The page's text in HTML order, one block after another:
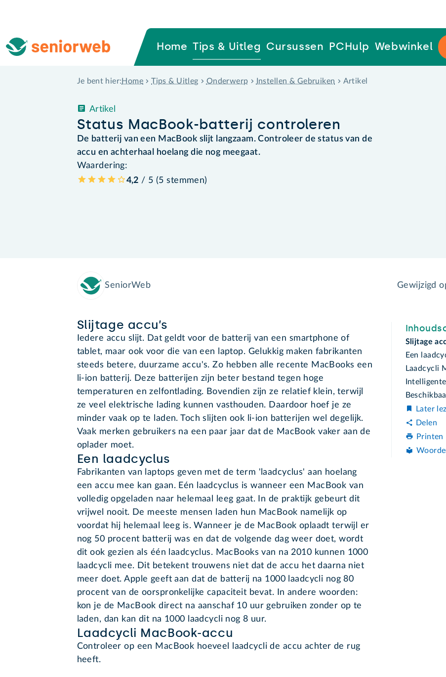
Home Tips & Uitleg Cursussen PCHulp Webwinkel
Je bent hier: Home Tips & Uitleg Onderwerp Instellen & Gebruiken Artikel
Status MacBook-batterij controleren
Artikel
De batterij van een MacBook slijt langzaam. Controleer de status van de
accu en achterhaal hoelang die nog meegaat.
Waardering:
4,2 / 5 (5 stemmen)
SeniorWeb Gewijzigd
Slijtage accu’s
Iedere accu slijt. Dat geldt voor de batterij van een smartphone of
tablet, maar ook voor die van een laptop. Gelukkig maken fabrikanten
steeds betere, duurzame accu's. Zo hebben alle recente MacBooks een
li-ion batterij. Deze batterijen zijn beter bestand tegen hoge
temperaturen en zelfontlading. Bovendien zijn ze relatief klein, terwijl
ze veel elektrische lading kunnen vasthouden. Daardoor hoef je ze
minder vaak op te laden. Toch slijten ook li-ion batterijen wel degelijk.
Vaak merken gebruikers na een paar jaar dat de MacBook vaker aan de
oplader moet.
Een laadcyclus
Fabrikanten van laptops geven met de term 'laadcyclus' aan hoelang
een accu mee kan gaan. Eén laadcyclus is wanneer een MacBook van
volledig opgeladen naar helemaal leeg gaat. In de praktijk gebeurt dit
vrijwel nooit. De meeste mensen laden hun MacBook namelijk op
voordat hij helemaal leeg is. Wanneer je de MacBook oplaadt terwijl er
nog 50 procent batterij was en dat de volgende dag weer doet, wordt
dit ook gezien als één laadcyclus. MacBooks van na 2010 kunnen 1000
laadcycli mee. Dit betekent trouwens niet dat de accu het daarna niet
meer doet. Apple geeft aan dat de batterij na 1000 laadcycli nog 80
procent van de oorspronkelijke capaciteit bevat. In andere woorden:
kon je de MacBook direct na aanschaf 10 uur gebruiken zonder op te
laden, dan kan dit na 1000 laadcycli nog 8 uur.
Laadcycli MacBook-accu
Controleer op een MacBook hoeveel laadcycli de accu achter de rug
heeft.
Slijtage
Een
Laadcycli
Later
Delen
Printen